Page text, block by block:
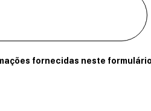
fornecidas neste